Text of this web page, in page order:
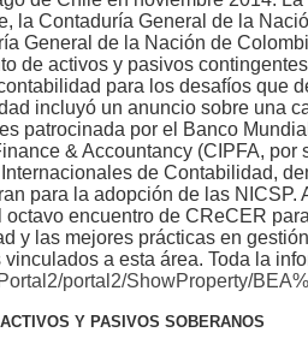
la Contaduría General de la
General de la Nación de
de activos y pasivos
para los desafíos que
incluyó un anuncio sobre una
patrocinada por el Banco
& Accountancy (CIPFA,
de Contabilidad,
para la adopción de las
octavo encuentro de CReCER
y las mejores prácticas en
a esta área. Toda la
portal2/ShowProperty/
Y PASIVOS SOBERANOS